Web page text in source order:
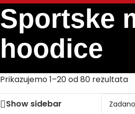
Sportske
hoodice
Prikazujemo 1–20 od 80 rezultata
Show sidebar